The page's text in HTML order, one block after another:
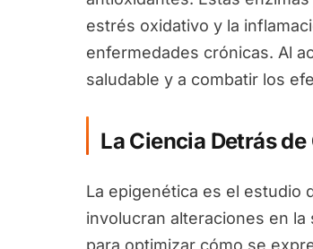
estrés oxidativo y la
enfermedades crónicas. Al
saludable y a combatir los
La Ciencia Detrás de
La epigenética es el estudio
involucran alteraciones en la
para optimizar cómo se